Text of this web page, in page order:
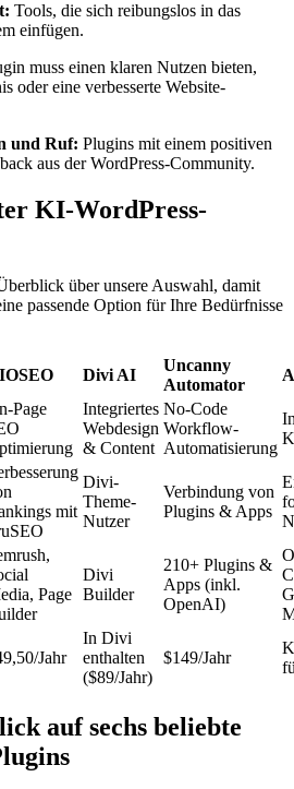
Tools, die sich reibungslos in das
einfügen.
muss einen klaren Nutzen bieten,
oder eine verbesserte Website-
und Ruf: Plugins mit einem positiven
aus der WordPress-Community.
KI-WordPress-
über unsere Auswahl, damit
passende Option für Ihre Bedürfnisse
Divi AI
Uncanny
Automator
Page
Integriertes
Webdesign
& Content
No-Code
Workflow-
Automatisierung
mit
Divi-
Theme-
Nutzer
Verbindung von
Plugins & Apps
Page
Divi
Builder
210+ Plugins &
Apps (inkl.
OpenAI)
Jahr
In Divi
enthalten
($89/Jahr)
$149/Jahr
auf sechs beliebte